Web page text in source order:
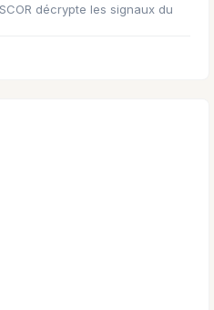
décrypte les signaux du